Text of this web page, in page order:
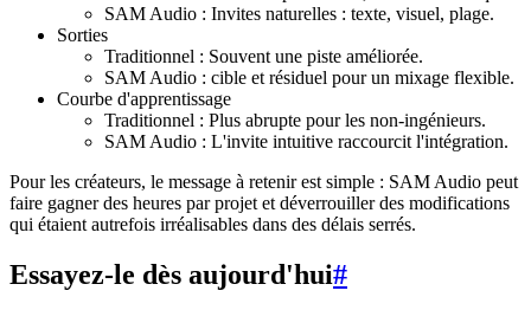
SAM Audio : Invites naturelles : texte, visuel, plage.
Sorties
Traditionnel : Souvent une piste améliorée.
SAM Audio : cible et résiduel pour un mixage flexible.
Courbe d'apprentissage
Traditionnel : Plus abrupte pour les non-ingénieurs.
SAM Audio : L'invite intuitive raccourcit l'intégration.
Pour les créateurs, le message à retenir est simple : SAM Audio peut
faire gagner des heures par projet et déverrouiller des modifications
qui étaient autrefois irréalisables dans des délais serrés.
Essayez-le dès aujourd'hui#